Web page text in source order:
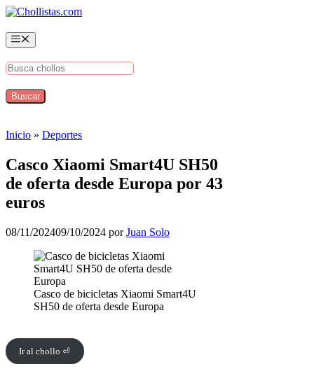
Saltar
contenido
Menú
Inicio » Deportes
Casco Xiaomi Smart4U SH50
de oferta desde Europa por 43
euros
08/11/202409/10/2024 porJuan Solo
Casco de bicicletas Xiaomi Smart4U
SH50 de oferta desde Europa
Ir al chollo ⏎